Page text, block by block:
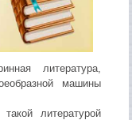
литература,
машины
литературой